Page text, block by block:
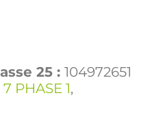
25 : 104972651
PHASE 1,